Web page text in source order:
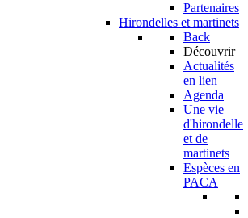
Partenaires
Hirondelles et martinets
Back
Découvrir
Actualités
en lien
Agenda
Une vie
d'hirondelle
et de
martinets
Espèces en
PACA